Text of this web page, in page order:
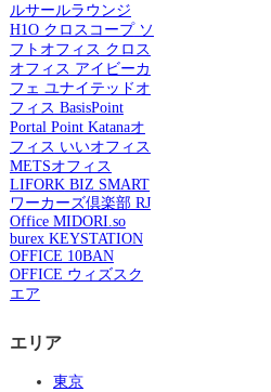
ルサールラウンジ
H1Oクロスコープソ
フトオフィス クロス
オフィス アイビーカ
フェ ユナイテッドオ
フィス BasisPoint
Portal PointKatanaオ
フィス いいオフィス
METSオフィス
LIFORKBIZ SMART
ワーカーズ倶楽部RJ
OfficeMIDORI.so
burexKEYSTATION
OFFICE 10BAN
OFFICE ウィズスク
エア
エリア
東京